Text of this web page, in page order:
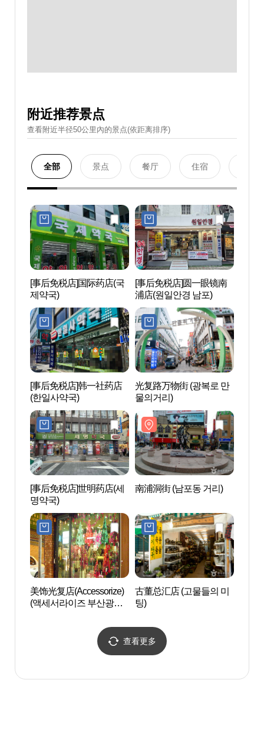
附近推荐景点
查看附近半径50公里內的景点(依距离排序)
全部 景点 餐厅 住宿
[事后免税店]国际药店(국
제약국)
[事后免税店]圆一眼镜南
浦店(원일안경 남포)
[事后免税店]韩一社药店
(한일사약국)
光复路万物街 (광복로 만
물의거리)
[事后免税店]世明药店(세
명약국)
南浦洞街 (남포동 거리)
美饰光复店(Accessorize)
(액세서라이즈 부산광복
古董总汇店 (고물들의 미
팅)
查看更多